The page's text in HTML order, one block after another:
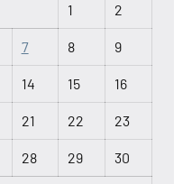
1 2
7 8 9
14 15 16
21 22 23
28 29 30